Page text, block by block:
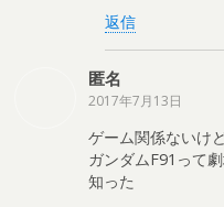
返信
匿名
2017年7月13日
ゲーム関係ないけ
ガンダムF91って
知った